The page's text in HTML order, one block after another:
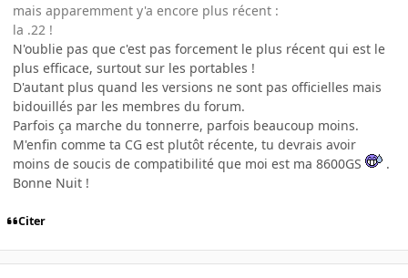
mais apparemment y'a encore plus récent :
la .22 !
N'oublie pas que c'est pas forcement le plus récent qui est le
plus efficace, surtout sur les portables !
D'autant plus quand les versions ne sont pas officielles mais
bidouillés par les membres du forum.
Parfois ça marche du tonnerre, parfois beaucoup moins.
M'enfin comme ta CG est plutôt récente, tu devrais avoir
moins de soucis de compatibilité que moi est ma 8600GS
.
Bonne Nuit !
Citer